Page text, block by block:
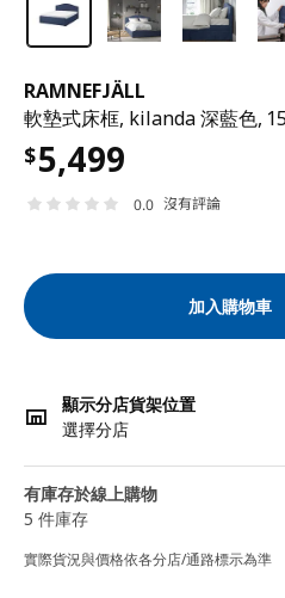
RAMNEFJÄLL
軟墊式床框, kilanda 深藍色,
$5,499
0.0 沒有評論
加入購物車
顯示分店貨架位置
選擇分店
有庫存於線上購物
5 件庫存
實際貨況與價格依各分店/通路標示為準